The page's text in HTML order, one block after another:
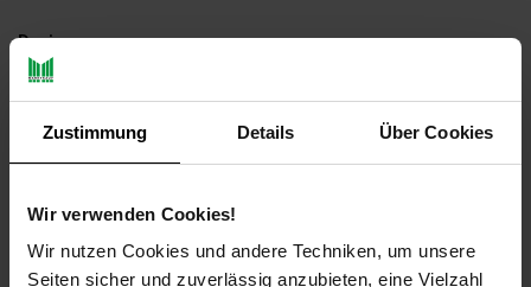
Zustimmung Details Über Cookies
Wir verwenden Cookies!
Wir nutzen Cookies und andere Techniken, um unsere
Seiten sicher und zuverlässig anzubieten, eine Vielzahl
Design
Zeitloses Design für moderne Wohnkonzepte
Breite: 40 cm
Tiefe: 40 cm